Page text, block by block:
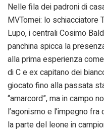
Nelle fila dei padroni di
MVTomei: lo schiacciatore
Lupo, i centrali Cosimo
panchina spicca la
alla prima esperienza
di C e ex capitano dei
giocato fino alla passata
“amarcord”, ma in campo
l’agonismo e l’impegno
la parte del leone in